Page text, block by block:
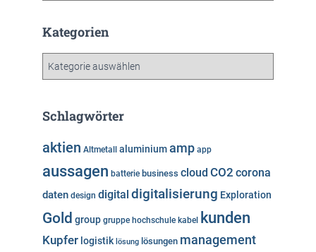
h
Kategorien
g
r
i
n
Schlagwörter
aktien Altmetall aluminiumamp app
aussagen batterie business cloud CO2 corona
daten design digital digitalisierung Exploration
Gold group gruppe hochschule kabel kunden
Kupfer logistik lösung lösungen management